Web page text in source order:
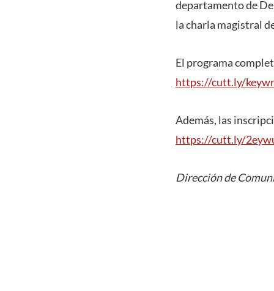
departamento de
la charla magistral
El programa
https://cutt.ly/
Además, las
https://cutt.ly/
Dirección de